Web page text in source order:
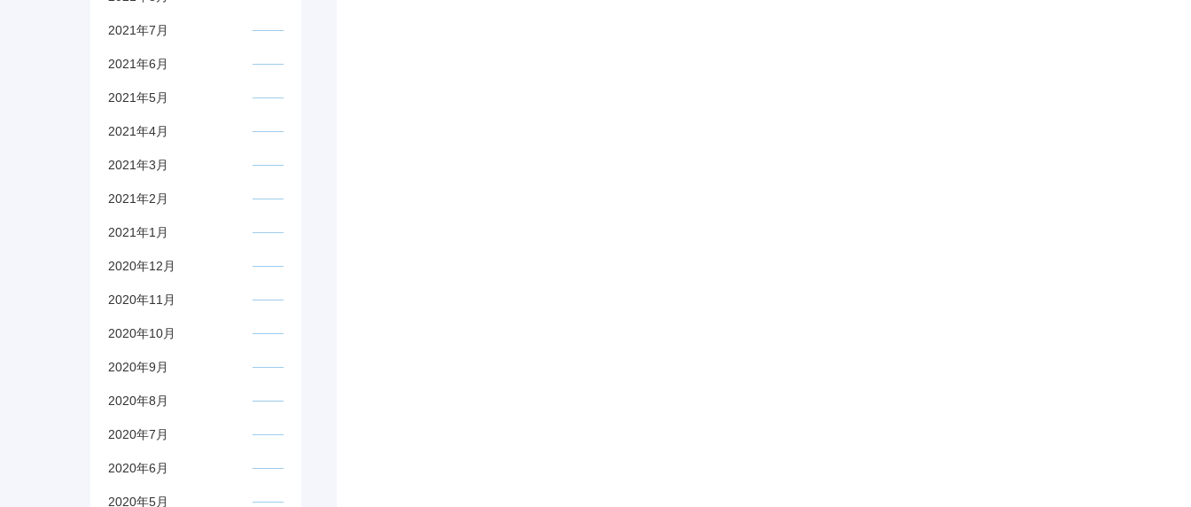
2021年7月
2021年6月
2021年5月
2021年4月
2021年3月
2021年2月
2021年1月
2020年12月
2020年11月
2020年10月
2020年9月
2020年8月
2020年7月
2020年6月
2020年5月